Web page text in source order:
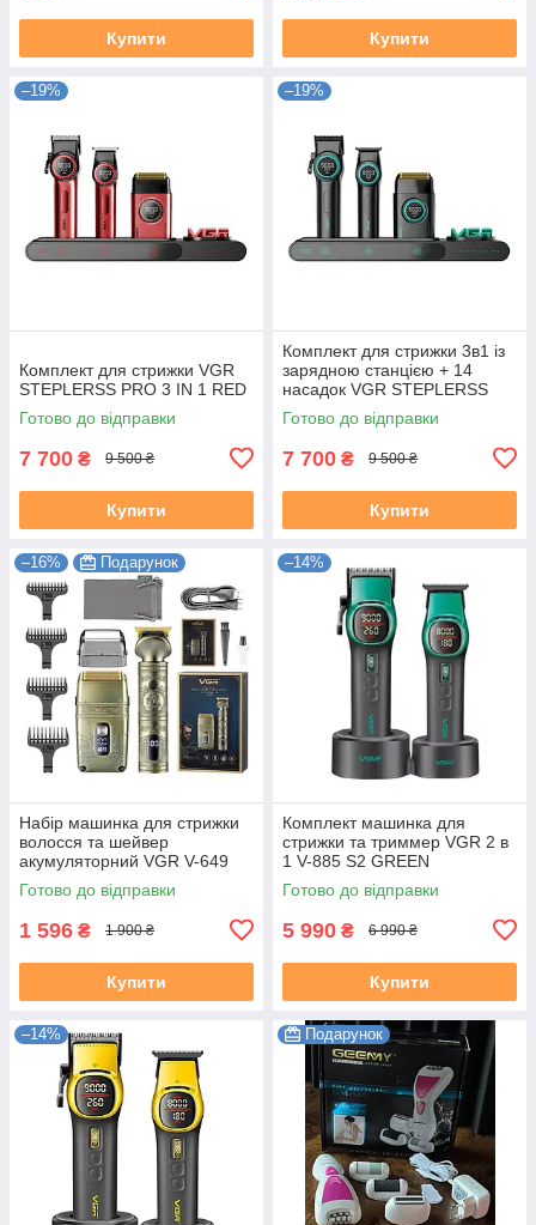
Купити Купити
–19%
Комплект для стрижки VGR
STEPLERSS PRO 3 IN 1 RED
Готово до відправки
7 700 ₴ 9 500 ₴
Купити
–19%
Комплект для стрижки 3в1 із
зарядною станцією + 14
насадок VGR STEPLERSS
Готово до відправки
7 700 ₴ 9 500 ₴
Купити
–16% Подарунок
Набір машинка для стрижки
волосся та шейвер
акумуляторний VGR V-649
Готово до відправки
1 596 ₴ 1 900 ₴
Купити
–14%
Комплект машинка для
стрижки та триммер VGR 2 в
1 V-885 S2 GREEN
Готово до відправки
5 990 ₴ 6 990 ₴
Купити
–14% Подарунок